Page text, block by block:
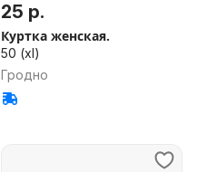
25 р.
Куртка женская.
50 (xl)
Гродно